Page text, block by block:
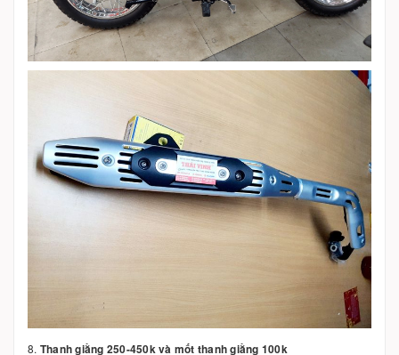
8. Thanh giằng 250-450k và mốt thanh giằng 100k